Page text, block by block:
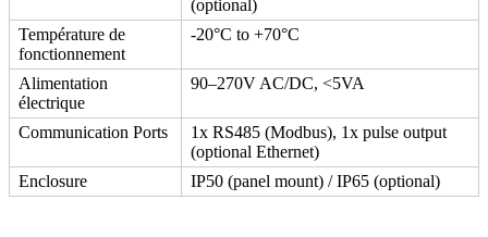
(optional)
Température de
fonctionnement
-20°C to +70°C
Alimentation
électrique
90–270V AC/DC, <5VA
Communication Ports
1x RS485 (Modbus), 1x pulse output
(optional Ethernet)
Enclosure
IP50 (panel mount) / IP65 (optional)